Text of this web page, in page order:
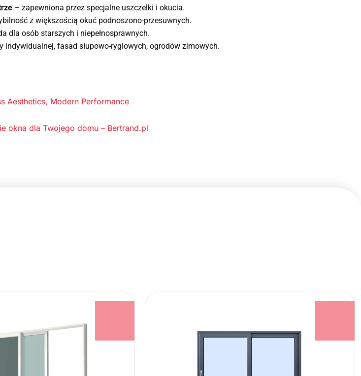
– zapewniona przez specjalne uszczelki i okucia.
z większością okuć podnoszono-przesuwnych.
dla osób starszych i niepełnosprawnych.
fasad słupowo-ryglowych, ogrodów zimowych.
Aesthetics, Modern Performance
okna dla Twojego domu – Bertrand.pl